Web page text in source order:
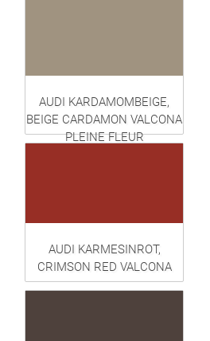
AUDI KARDAMOMBEIGE,
BEIGE CARDAMON VALCONA
PLEINE FLEUR
AUDI KARMESINROT,
CRIMSON RED VALCONA